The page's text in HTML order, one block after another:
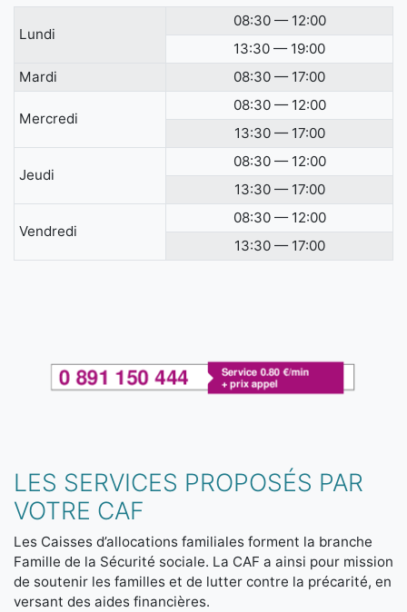
Lundi
08:30 — 12:00
13:30 — 19:00
Mardi
08:30 — 17:00
Mercredi
08:30 — 12:00
13:30 — 17:00
Jeudi
08:30 — 12:00
13:30 — 17:00
Vendredi
08:30 — 12:00
13:30 — 17:00
LES SERVICES PROPOSÉS PAR
VOTRE CAF
Les Caisses d’allocations familiales forment la branche
Famille de la Sécurité sociale. La CAF a ainsi pour mission
de soutenir les familles et de lutter contre la précarité, en
versant des aides financières.